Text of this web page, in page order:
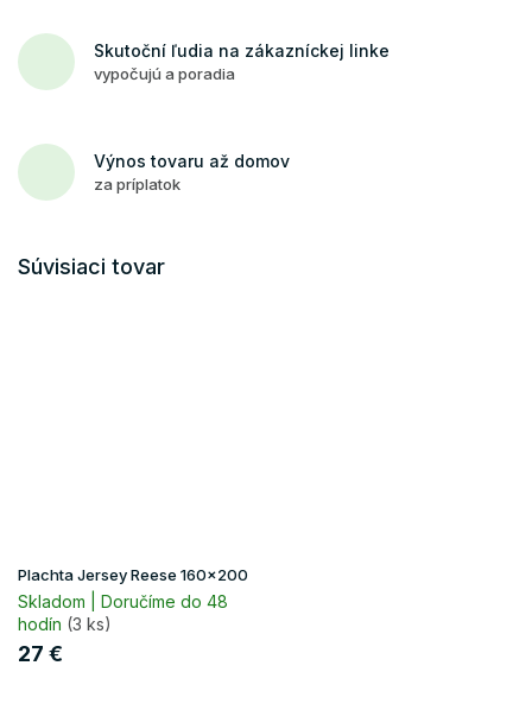
Skutoční ľudia na zákazníckej linke
vypočujú a poradia
Výnos tovaru až domov
za príplatok
Súvisiaci tovar
Plachta Jersey Reese 160x200
Skladom | Doručíme do 48
hodín (3 ks)
27 €